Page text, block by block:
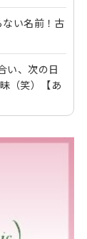
ない名前！古
い、次の日
（笑）【あ